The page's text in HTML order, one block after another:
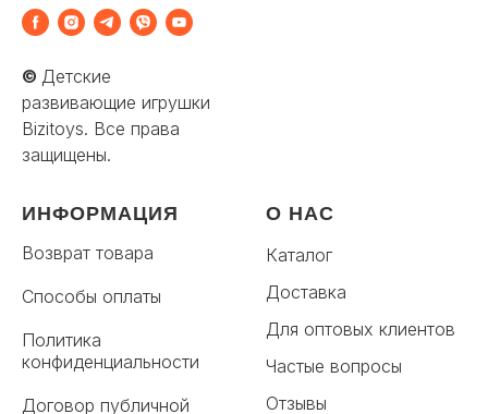
© Детские
развивающие игрушки
Bizitoys. Все права
защищены.
ИНФОРМАЦИЯ
Возврат товара
Способы оплаты
Политика
конфиденциальности
Договор публичной
О НАС
Каталог
Доставка
Для оптовых клиентов
Частые вопросы
Отзывы